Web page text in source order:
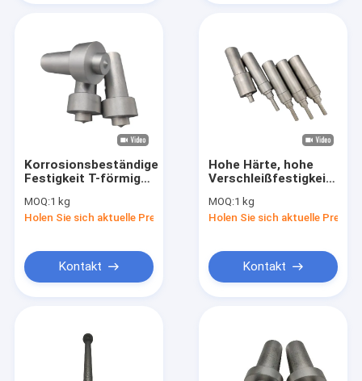
Korrosionsbeständige
Festigkeit T-förmige
anpassbarer Länge
MOQ:1 kg
Holen Sie sich aktuelle Preis
Kontakt
Hohe Härte, hohe
Verschleißfestigkeit
aus Wolframkarbid
MOQ:1 kg
Holen Sie sich aktuelle Preis
Kontakt